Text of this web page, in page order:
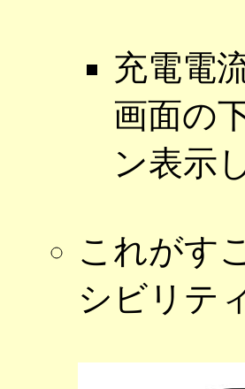
充電電
画面の
ン表示
これがす
シビリテ